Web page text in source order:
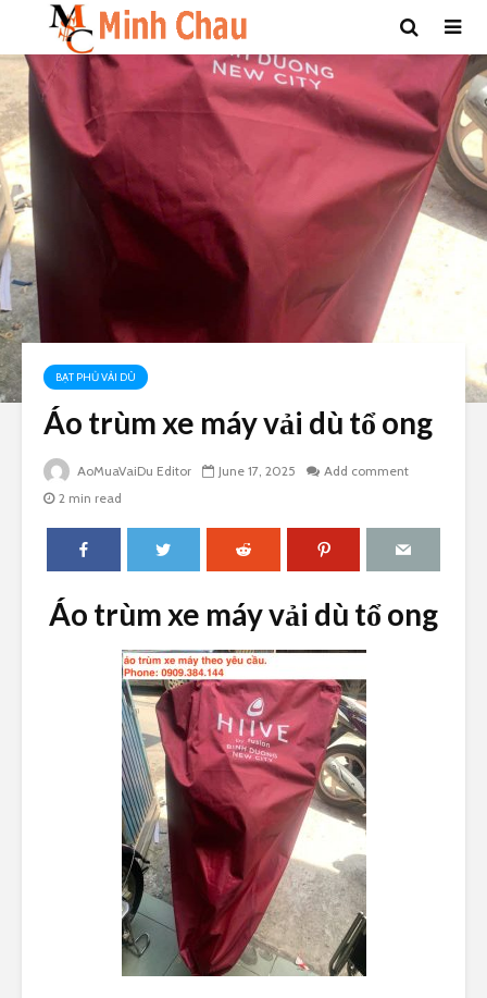
BẠT PHỦ VẢI DÙ
Áo trùm xe máy vải dù tổ ong
AoMuaVaiDu Editor June 17, 2025
Add comment
2 min read
Áo trùm xe máy vải dù tổ ong